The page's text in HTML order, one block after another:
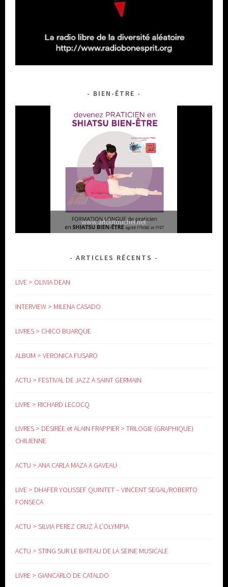
BIEN-ÊTRE
www.artdutoucher.net
ARTICLES RÉCENTS
LIVE > OLIVIA DEAN
INTERVIEW > MILENA CASADO
LIVRES > CHICO BUARQUE
ALBUM > VERONICA FUSARO
ACTU > FESTIVAL DE JAZZ À SAINT GERMAIN
LIVRE > RICHARD LECOCQ
LIVRES > DÉSIRÉE et ALAIN FRAPPIER > TRILOGIE (GRAPHIQUE)
CHILIENNE
ACTU > ANA CARLA MAZA A GAVEAU
LIVE > DHAFER YOUSSEF QUINTET – VINCENT SEGAL/ROBERTO
FONSECA
ACTU > SILVIA PEREZ CRUZ À L’OLYMPIA
ACTU > STING SUR LE BATEAU DE LA SEINE MUSICALE
LIVRE > GIANCARLO DE CATALDO